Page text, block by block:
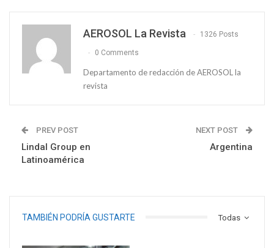
AEROSOL La Revista 1326 Posts
0 Comments
Departamento de redacción de AEROSOL la
revista
PREV POST
Lindal Group en
Latinoamérica
NEXT POST
Argentina
Todas
TAMBIÉN PODRÍA GUSTARTE